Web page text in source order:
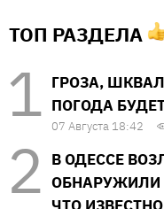
ТОП РАЗДЕЛА
ГРОЗА,
ПОГОДА
07 Августа 18:42
В ОДЕССЕ
ОБНАРУЖИЛИ